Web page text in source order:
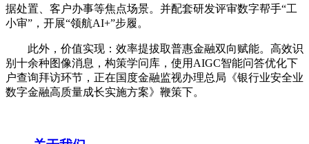
据处置、客户办事等焦点场景。并配套研发评审数字帮手“工
小审”，开展“领航AI+”步履。
此外，价值实现：效率提拔取普惠金融双向赋能。高效识
别十余种图像消息，构策学问库，使用AIGC智能问答优化下
户查询拜访环节，正在国度金融监视办理总局《银行业安全业
数字金融高质量成长实施方案》鞭策下。